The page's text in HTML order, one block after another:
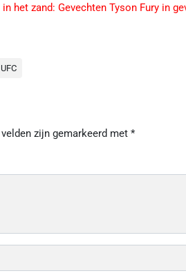
het zand: Gevechten Tyson Fury in
UFC
zijn gemarkeerd met *